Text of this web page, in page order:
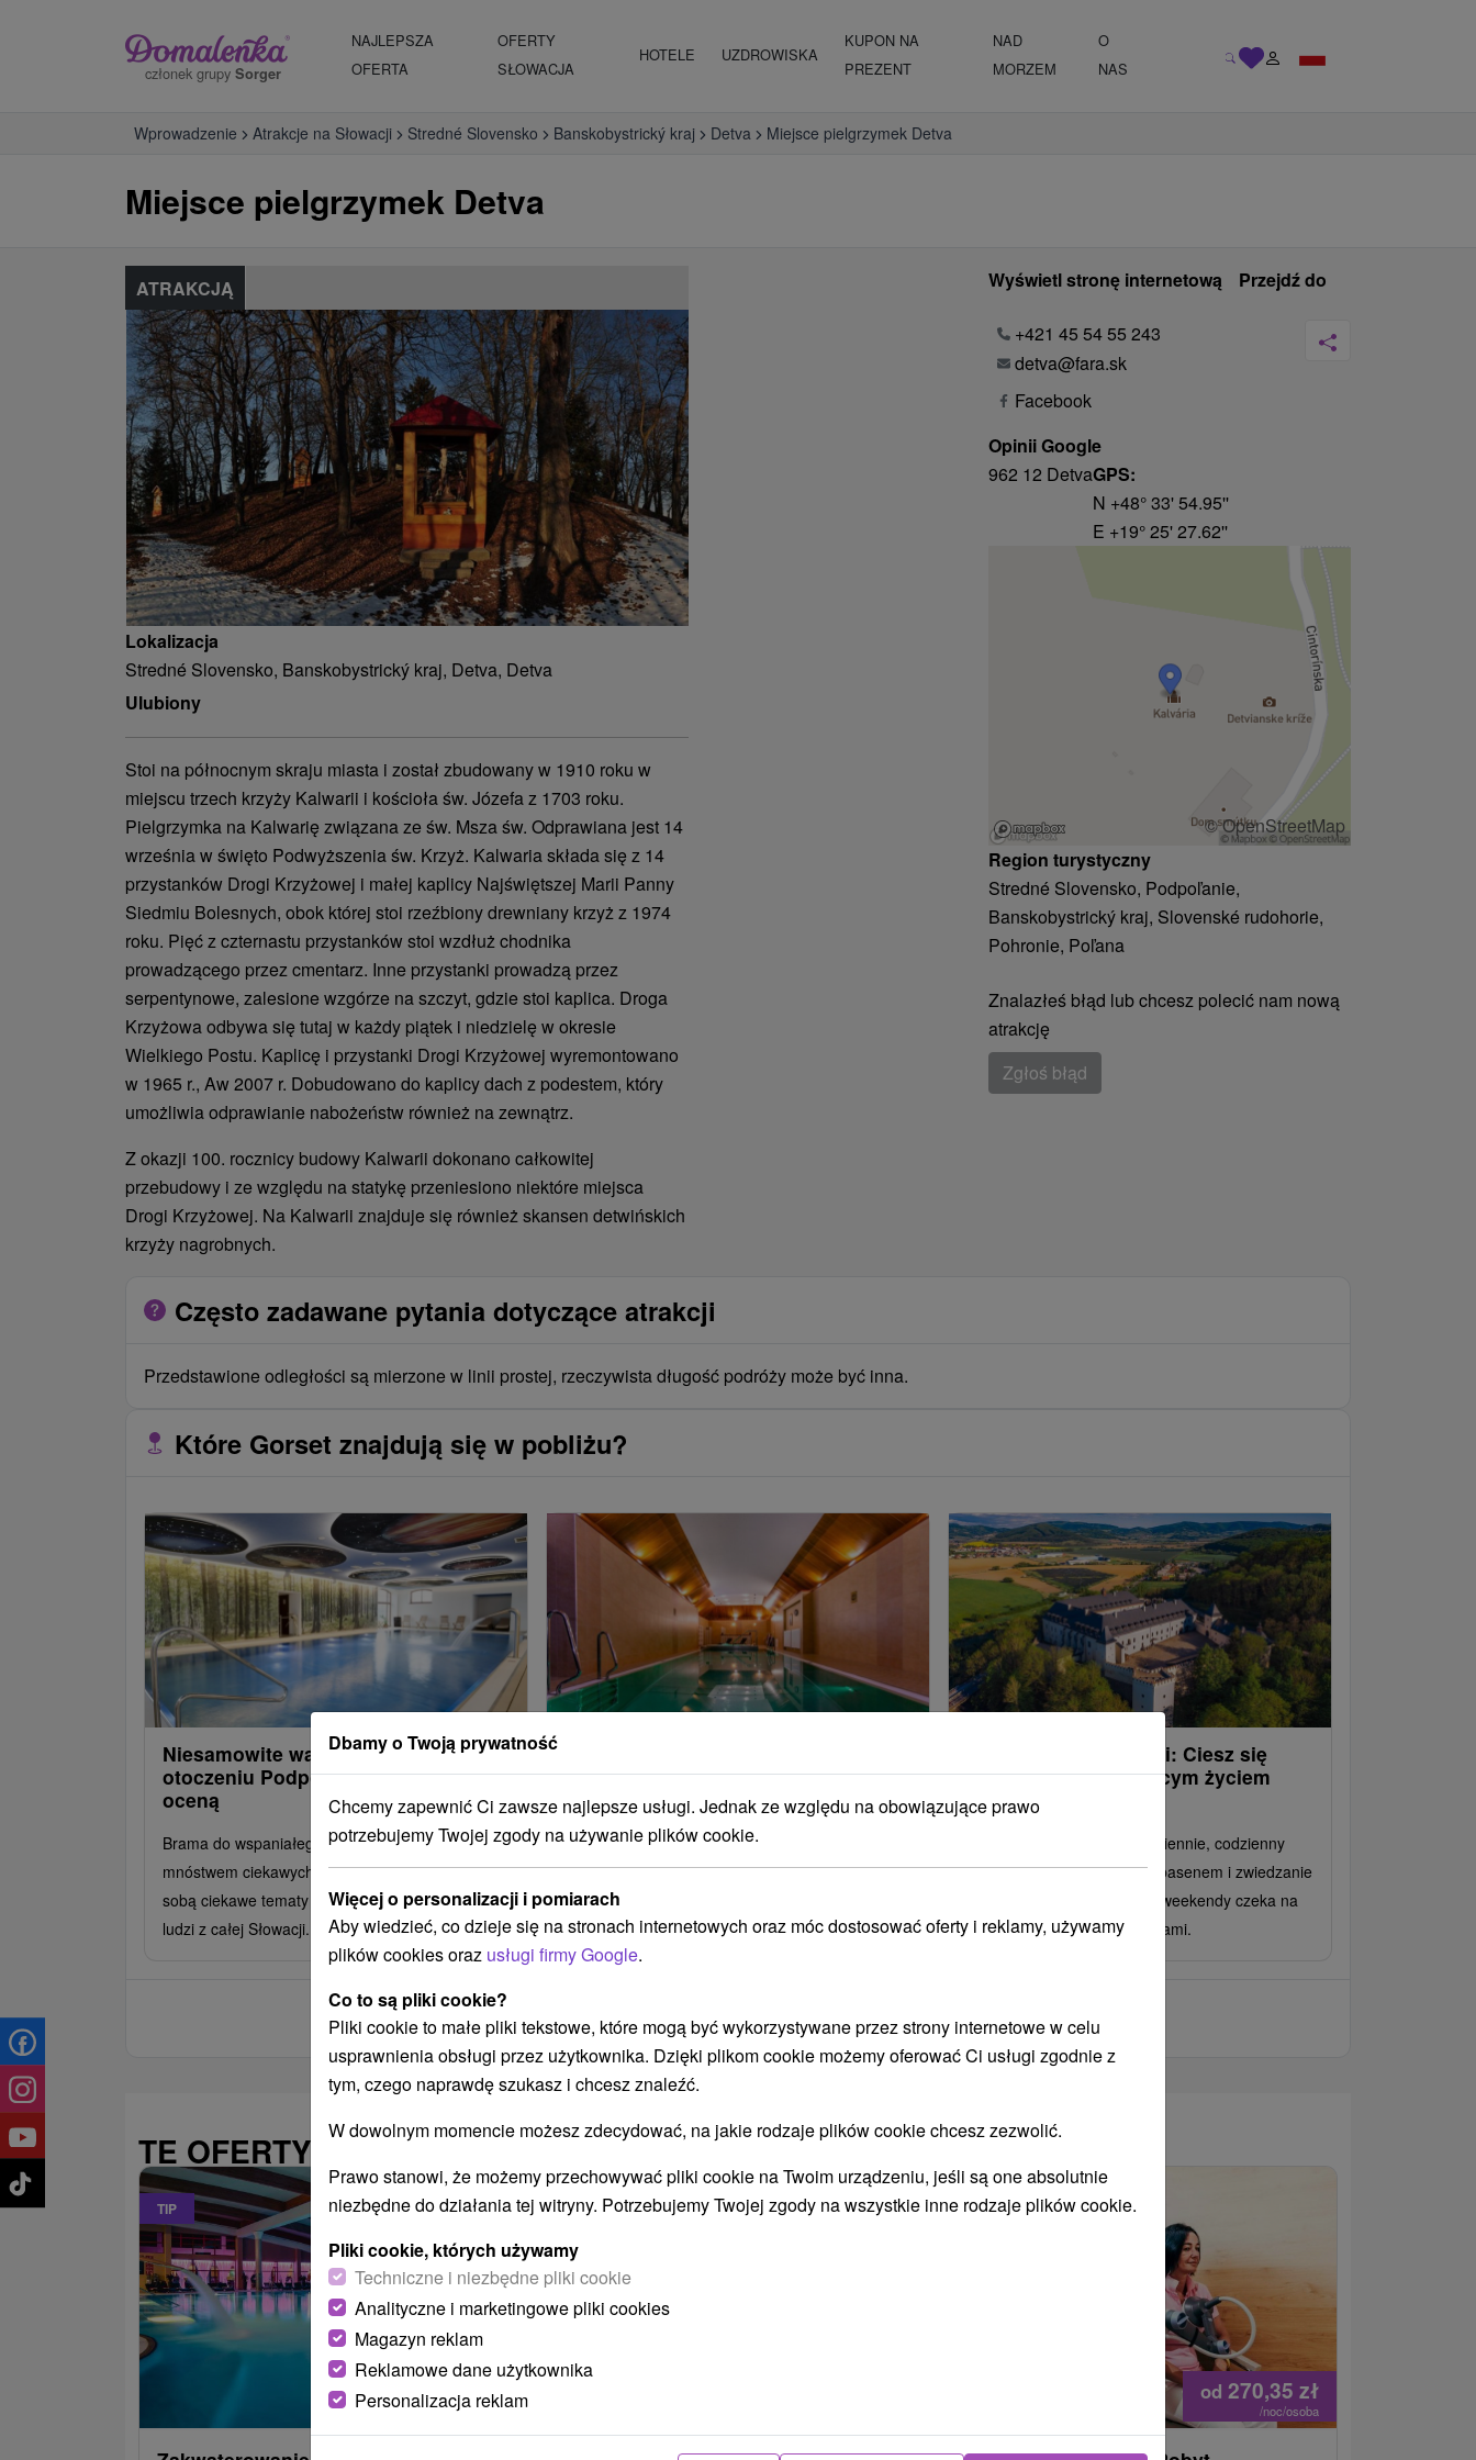
członek grupy Sorger
NAJLEPSZA
OFERTA
OFERTY
SŁOWACJA
HOTELE UZDROWISKA
KUPON NA
PREZENT
NAD
MORZEM
O
NAS
Wprowadzenie Atrakcje na Słowacji Stredné Slovensko Banskobystrický kraj Detva Miejsce pielgrzymek Detva
Miejsce pielgrzymek Detva
Wyświetl stronę internetową Przejdź do
+421 45 54 55 243
detva@fara.sk
Facebook
Opinii Google
962 12 DetvaGPS:
N +48° 33' 54.95''
E +19° 25' 27.62''
© OpenStreetMap
Region turystyczny
Stredné Slovensko, Podpoľanie,
Banskobystrický kraj, Slovenské rudohorie,
Pohronie, Poľana
Znalazłeś błąd lub chcesz polecić nam nową
atrakcję
Zgłoś błąd
ATRAKCJĄ
Lokalizacja
Stredné Slovensko, Banskobystrický kraj, Detva, Detva
Ulubiony
Stoi na północnym skraju miasta i został zbudowany w 1910 roku w
miejscu trzech krzyży Kalwarii i kościoła św. Józefa z 1703 roku.
Pielgrzymka na Kalwarię związana ze św. Msza św. Odprawiana jest 14
września w święto Podwyższenia św. Krzyż. Kalwaria składa się z 14
przystanków Drogi Krzyżowej i małej kaplicy Najświętszej Marii Panny
Siedmiu Bolesnych, obok której stoi rzeźbiony drewniany krzyż z 1974
roku. Pięć z czternastu przystanków stoi wzdłuż chodnika
prowadzącego przez cmentarz. Inne przystanki prowadzą przez
serpentynowe, zalesione wzgórze na szczyt, gdzie stoi kaplica. Droga
Krzyżowa odbywa się tutaj w każdy piątek i niedzielę w okresie
Wielkiego Postu. Kaplicę i przystanki Drogi Krzyżowej wyremontowano
w 1965 r., Aw 2007 r. Dobudowano do kaplicy dach z podestem, który
umożliwia odprawianie nabożeństw również na zewnątrz.
Z okazji 100. rocznicy budowy Kalwarii dokonano całkowitej
przebudowy i ze względu na statykę przeniesiono niektóre miejsca
Drogi Krzyżowej. Na Kalwarii znajduje się również skansen detwińskich
krzyży nagrobnych.
Często zadawane pytania dotyczące atrakcji
Przedstawione odległości są mierzone w linii prostej, rzeczywista długość podróży może być inna.
Które Gorset znajdują się w pobliżu?
Niesamowite wakacje w pięknym
otoczeniu Podpoľan z doskonałą
oceną
Brama do wspaniałego świata Podpoľanii z
mnóstwem ciekawych wydarzeń, które niosą ze
sobą ciekawe tematy i gromadzą wspaniałych
ludzi z całej Słowacji.
poniżej 12 lat CAŁKOWICIE ZA
DARMO !
Królewski relaks w zabytkowych komnatach,
podczas gdy Twoje dzieci będą mogły pobyć tu
bezpłatnie. Poczuj połączenie historii, wellness i
magicznej atmosfery na dziedzińcu.
Lato w zamku w pełni: Ciesz się
wieczorami na tętniącym życiem
dziedzińcu
Pobyt z dwoma posiłkami dziennie, codzienny
dostęp do strefy wellness z basenem i zwiedzanie
zamku z przewodnikiem. W weekendy czeka na
Państwa program z sokolnikami.
Załaduj więcej
TE OFERTY MOGĄ PAŃSTWO BYĆ TAKŻE ZAINTERESOWANY
TIP
485,30 zł
/noc/osoba
od 270,35 zł
/noc/osoba
Dbamy o Twoją prywatność
Chcemy zapewnić Ci zawsze najlepsze usługi. Jednak ze względu na obowiązujące prawo
potrzebujemy Twojej zgody na używanie plików cookie.
Więcej o personalizacji i pomiarach
Aby wiedzieć, co dzieje się na stronach internetowych oraz móc dostosować oferty i reklamy, używamy
plików cookies oraz usługi firmy Google.
Co to są pliki cookie?
Pliki cookie to małe pliki tekstowe, które mogą być wykorzystywane przez strony internetowe w celu
usprawnienia obsługi przez użytkownika. Dzięki plikom cookie możemy oferować Ci usługi zgodnie z
tym, czego naprawdę szukasz i chcesz znaleźć.
W dowolnym momencie możesz zdecydować, na jakie rodzaje plików cookie chcesz zezwolić.
Prawo stanowi, że możemy przechowywać pliki cookie na Twoim urządzeniu, jeśli są one absolutnie
niezbędne do działania tej witryny. Potrzebujemy Twojej zgody na wszystkie inne rodzaje plików cookie.
Pliki cookie, których używamy
Techniczne i niezbędne pliki cookie
Analityczne i marketingowe pliki cookies
Magazyn reklam
Reklamowe dane użytkownika
Personalizacja reklam